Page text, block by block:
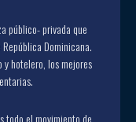
público- privada que
Dominicana.
y hotelero, los mejores
todo el movimiento de